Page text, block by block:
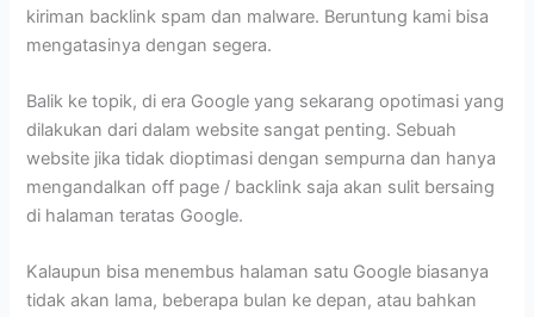
kiriman backlink spam dan malware. Beruntung kami bisa
mengatasinya dengan segera.
Balik ke topik, di era Google yang sekarang opotimasi yang
dilakukan dari dalam website sangat penting. Sebuah
website jika tidak dioptimasi dengan sempurna dan hanya
mengandalkan off page / backlink saja akan sulit bersaing
di halaman teratas Google.
Kalaupun bisa menembus halaman satu Google biasanya
tidak akan lama, beberapa bulan ke depan, atau bahkan